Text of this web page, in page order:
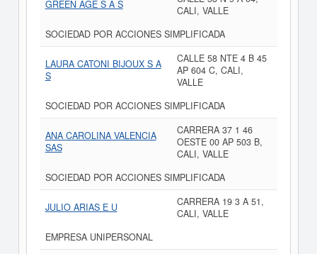
GREEN AGE S A S
CALI, VALLE
SOCIEDAD POR ACCIONES SIMPLIFICADA
LAURA CATONI BIJOUX S A
S
CALLE 58 NTE 4 B 45
AP 604 C, CALI,
VALLE
SOCIEDAD POR ACCIONES SIMPLIFICADA
ANA CAROLINA VALENCIA
SAS
CARRERA 37 1 46
OESTE 00 AP 503 B,
CALI, VALLE
SOCIEDAD POR ACCIONES SIMPLIFICADA
JULIO ARIAS E U
CARRERA 19 3 A 51,
CALI, VALLE
EMPRESA UNIPERSONAL